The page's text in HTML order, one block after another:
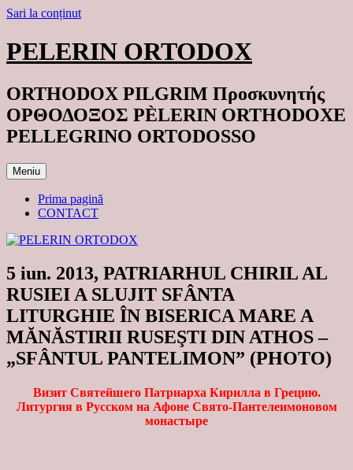
Sari la conținut
PELERIN ORTODOX
ORTHODOX PILGRIM Προσκυνητής
ΟΡΘΟΔΟΞΟΣ PÈLERIN ORTHODOXE
PELLEGRINO ORTODOSSO
Meniu
Prima pagină
CONTACT
5 iun. 2013, PATRIARHUL CHIRIL AL
RUSIEI A SLUJIT SFÂNTA
LITURGHIE ÎN BISERICA MARE A
MĂNĂSTIRII RUSEŞTI DIN ATHOS –
„SFÂNTUL PANTELIMON” (PHOTO)
Визит Святейшего Патриарха Кирилла в Грецию.
Литургия в Русском на Афоне Свято-Пантелеимоновом
монастыре